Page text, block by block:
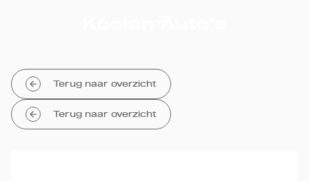
Terug naar overzicht
Terug naar overzicht